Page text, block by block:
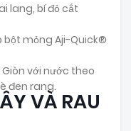
lang, bí đỏ cắt
bột mỏng Aji-Quick®
với nước theo
đen rang.
VÀ RAU